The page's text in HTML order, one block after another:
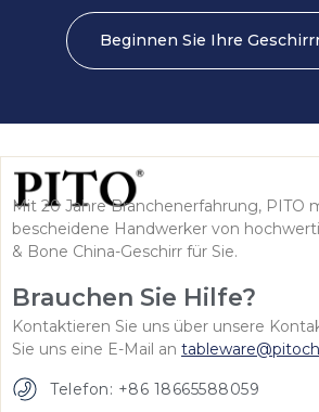
Beginnen Sie Ihre
Mit 20 Jahre Branchenerfahrung, PITO
bescheidene Handwerker von
& Bone China-Geschirr für Sie.
Brauchen Sie Hilfe?
Kontaktieren Sie uns über unsere
Sie uns eine E-Mail an
Telefon: +86 18665588059